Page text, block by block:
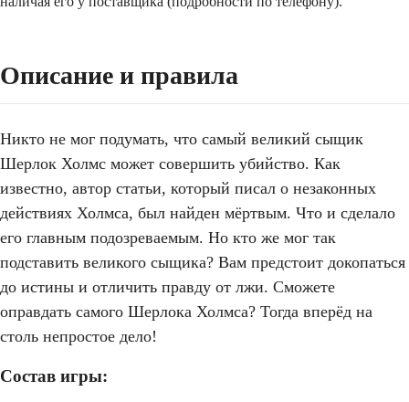
Описание и правила
Никто не мог подумать, что самый великий сыщик
Шерлок Холмс может совершить убийство. Как
известно, автор статьи, который писал о незаконных
действиях Холмса, был найден мёртвым. Что и сделало
его главным подозреваемым. Но кто же мог так
подставить великого сыщика? Вам предстоит докопаться
до истины и отличить правду от лжи. Сможете
оправдать самого Шерлока Холмса? Тогда вперёд на
столь непростое дело!
Состав игры: